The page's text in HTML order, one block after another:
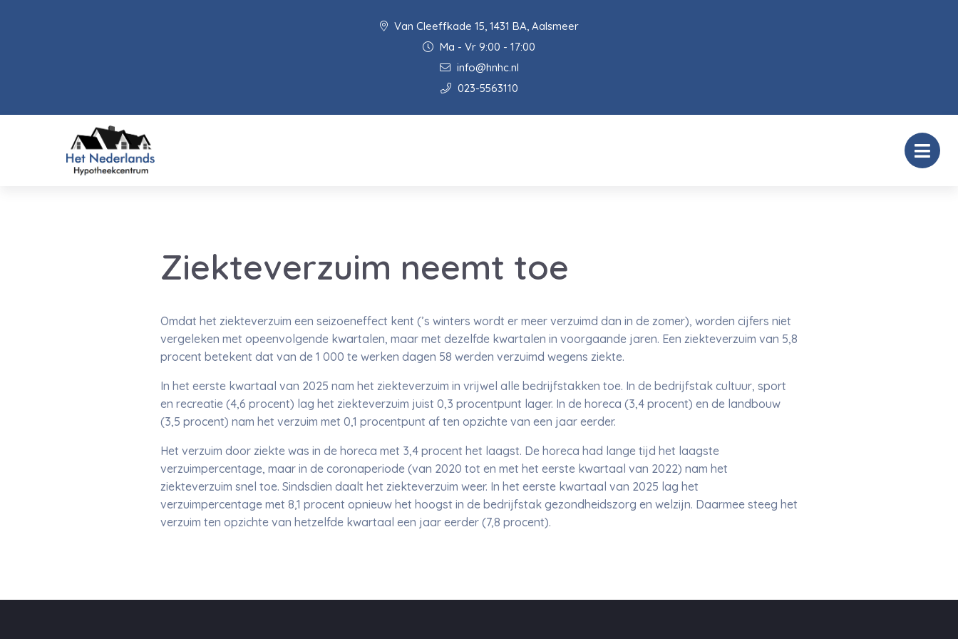
Van Cleeffkade 15, 1431 BA, Aalsmeer
Ma - Vr 9:00 - 17:00
info@hnhc.nl
023-5563110
Ziekteverzuim neemt toe
Omdat het ziekteverzuim een seizoeneffect kent (’s winters wordt er meer verzuimd dan in de zomer), worden cijfers niet
vergeleken met opeenvolgende kwartalen, maar met dezelfde kwartalen in voorgaande jaren. Een ziekteverzuim van 5,8
procent betekent dat van de 1 000 te werken dagen 58 werden verzuimd wegens ziekte.
In het eerste kwartaal van 2025 nam het ziekteverzuim in vrijwel alle bedrijfstakken toe. In de bedrijfstak cultuur, sport
en recreatie (4,6 procent) lag het ziekteverzuim juist 0,3 procentpunt lager. In de horeca (3,4 procent) en de landbouw
(3,5 procent) nam het verzuim met 0,1 procentpunt af ten opzichte van een jaar eerder.
Het verzuim door ziekte was in de horeca met 3,4 procent het laagst. De horeca had lange tijd het laagste
verzuimpercentage, maar in de coronaperiode (van 2020 tot en met het eerste kwartaal van 2022) nam het
ziekteverzuim snel toe. Sindsdien daalt het ziekteverzuim weer. In het eerste kwartaal van 2025 lag het
verzuimpercentage met 8,1 procent opnieuw het hoogst in de bedrijfstak gezondheidszorg en welzijn. Daarmee steeg het
verzuim ten opzichte van hetzelfde kwartaal een jaar eerder (7,8 procent).